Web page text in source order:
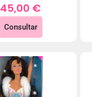
45,00 €
Consultar